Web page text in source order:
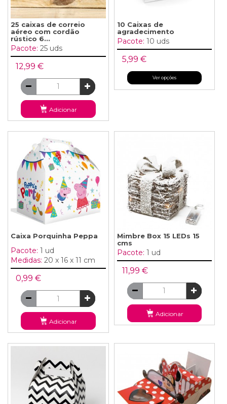
25 caixas de correio
aéreo com cordão
rústico 6...
Pacote: 25 uds
12,99 €
Adicionar
10 Caixas de
agradecimento
Pacote: 10 uds
5,99 €
Ver opções
Caixa Porquinha Peppa
Pacote: 1 ud
Medidas: 20 x 16 x 11 cm
0,99 €
Adicionar
Mimbre Box 15 LEDs 15
cms
Pacote: 1 ud
11,99 €
Adicionar